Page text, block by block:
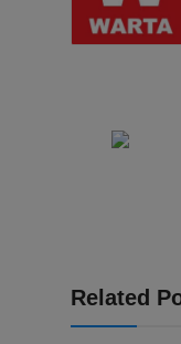
Related